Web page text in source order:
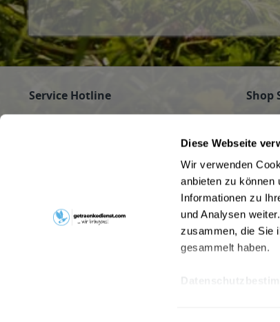
Diese Webseite
Wir verwenden
anbieten zu können
Informationen zu
und Analysen
zusammen, die Sie
gesammelt haben.
Service Hotline
Haben Sie Fragen zu Ihrer Bestellung?
089/350 81 01
Shop
Jobs